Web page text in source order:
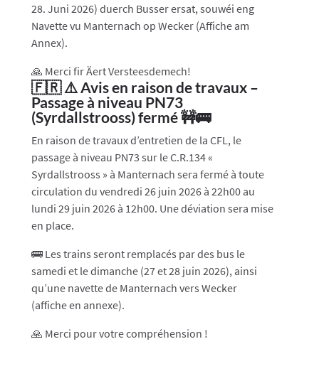
28. Juni 2026) duerch Busser ersat, souwéi eng
Navette vu Manternach op Wecker (Affiche am
Annex).
🙏 Merci fir Äert Versteesdemech!
🇫🇷 ⚠️ Avis en raison de travaux –
Passage à niveau PN73
(Syrdallstrooss) fermé 🚧🚌
En raison de travaux d’entretien de la CFL, le
passage à niveau PN73 sur le C.R.134 «
Syrdallstrooss » à Manternach sera fermé à toute
circulation du vendredi 26 juin 2026 à 22h00 au
lundi 29 juin 2026 à 12h00. Une déviation sera mise
en place.
🚌 Les trains seront remplacés par des bus le
samedi et le dimanche (27 et 28 juin 2026), ainsi
qu’une navette de Manternach vers Wecker
(affiche en annexe).
🙏 Merci pour votre compréhension !